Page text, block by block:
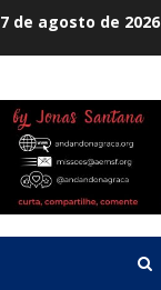
7 de agosto de 2026